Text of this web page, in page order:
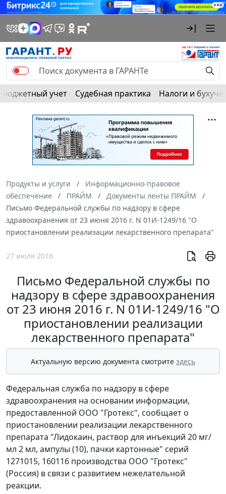
Бюджетный учет Судебная практика Налоги и
Продукты и услуги
Информационно-правовое
обеспечение
ПРАЙМ
Документы ленты ПРАЙМ
Письмо Федеральной службы по надзору в сфере
здравоохранения от 23 июня 2016 г. N 01И-1249/16 "О
приостановлении реализации лекарственного препарата"
27 июля 2016
Письмо Федеральной службы по
надзору в сфере здравоохранения
от 23 июня 2016 г. N 01И-1249/16 "О
приостановлении реализации
лекарственного препарата"
Актуальную версию документа смотрите здесь
Федеральная служба по надзору в сфере
здравоохранения на основании информации,
предоставленной ООО "Гротекс", сообщает о
приостановлении реализации лекарственного
препарата "Лидокаин, раствор для инъекций 20 мг/
мл 2 мл, ампулы (10), пачки картонные" серий
1271015, 160116 производства ООО "Гротекс"
(Россия) в связи с развитием нежелательной
реакции.